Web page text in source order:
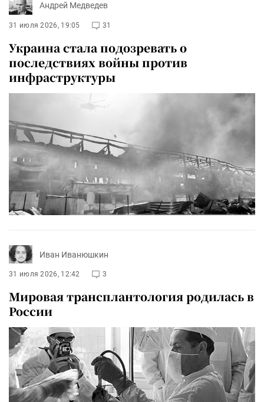
Андрей Медведев
31 июля 2026, 19:05 31
Украина стала подозревать о
последствиях войны против
инфраструктуры
Иван Иванюшкин
31 июля 2026, 12:42 3
Мировая трансплантология родилась в
России